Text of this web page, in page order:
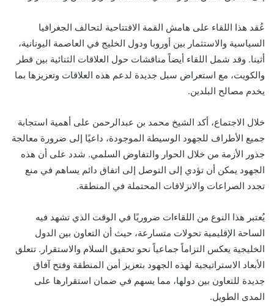
عُقد هذا اللقاء على هامش القمة الافتتاحية لتحالف الجغرافيا
السياسية والاستثمار بين أوروبا ودول الخليج في العاصمة اليونانية،
أثينا. وقد شمل اللقاء أيضاً مناقشات حول العلاقات الثنائية بين قطر
والكويت، مع استعراض سبل جديدة لدعم هذه العلاقات وتعزيزها بما
يخدم مصالح البلدين.
خلال الاجتماع، أكد الشيخ محمد بن عبدالرحمن على أهمية استجابة
جميع الأطراف للجهود الوسيطة الموجودة، داعيًا إلى ضرورة معالجة
جذور الأزمة من خلال الحوار والتفاوض السلمي. شدد على أن هذه
الجهود يمكن أن تؤدي إلى التوصل إلى اتفاق دائم يساهم في منع
تجدد الصراعات والانزلاقات المحتملة في المنطقة.
يُعتبر هذا النوع من اللقاءات ضروريًا في الوقت الذي تشهد فيه
الساحة الإقليمية تحولات متسارعة، حيث أن التعاون بين الدول
الخليجية يعكس التزاماً جماعياً نحو تحقيق السلام والاستقرار. تتعلق
الأبعاد الاستراتيجية لهذه الجهود بتعزيز أمن المنطقة وفتح آفاق
جديدة للتعاون بين دولها، مما يسهم في ضمان استقرارها على
المدى الطويل.